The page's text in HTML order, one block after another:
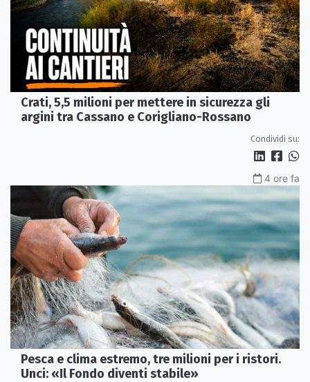
Crati, 5,5 milioni per mettere in sicurezza gli
argini tra Cassano e Corigliano-Rossano
Condividi su:
4 ore fa
Pesca e clima estremo, tre milioni per i ristori.
Unci: «Il Fondo diventi stabile»